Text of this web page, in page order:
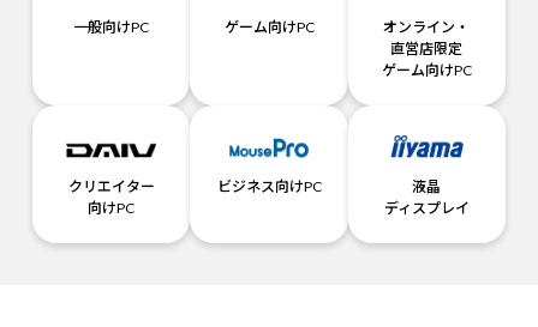
一般向けPC ゲーム向けPC
オンライン・
直営店限定
ゲーム向けPC
クリエイター
向けPC
ビジネス向けPC
液晶
ディスプレイ